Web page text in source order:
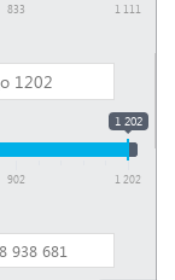
833 1 111
1 202
902 1 202